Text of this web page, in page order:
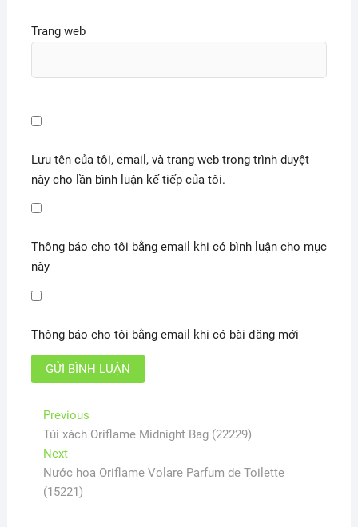
Trang web
Lưu tên của tôi, email, và trang web trong trình duyệt
này cho lần bình luận kế tiếp của tôi.
Thông báo cho tôi bằng email khi có bình luận cho mục
này
Thông báo cho tôi bằng email khi có bài đăng mới
Điều
hướng
bài
viết
PreviousPrevious
post:
Túi xách Oriflame Midnight Bag (22229)
NextNext
post:
Nước hoa Oriflame Volare Parfum de Toilette
(15221)